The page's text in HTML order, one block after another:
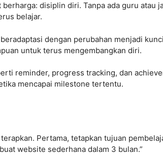
disiplin diri. Tanpa ada guru atau
belajar.
dengan perubahan menjadi kunci
untuk terus mengembangkan diri.
reminder, progress tracking, dan
mencapai milestone tertentu.
Pertama, tetapkan tujuan
website sederhana dalam 3 bulan.”